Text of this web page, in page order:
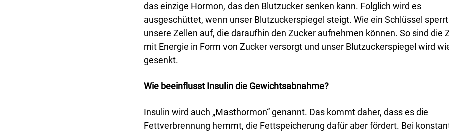
das einzige Hormon, das den Blutzucker senken kann. Folglich wird es
ausgeschüttet, wenn unser Blutzuckerspiegel steigt. Wie ein Schlüssel
unsere Zellen auf, die daraufhin den Zucker aufnehmen können. So sind die
mit Energie in Form von Zucker versorgt und unser Blutzuckerspiegel wird
gesenkt.
Wie beeinflusst Insulin die Gewichtsabnahme?
Insulin wird auch „Masthormon“ genannt. Das kommt daher, dass es die
Fettverbrennung hemmt, die Fettspeicherung dafür aber fördert. Bei